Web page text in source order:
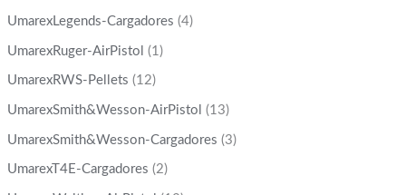
UmarexLegends-Cargadores (4)
UmarexRuger-AirPistol (1)
UmarexRWS-Pellets (12)
UmarexSmith&Wesson-AirPistol (13)
UmarexSmith&Wesson-Cargadores (3)
UmarexT4E-Cargadores (2)